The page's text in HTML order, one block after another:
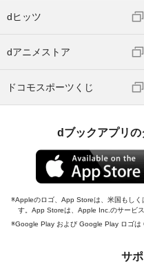
dヒッツ
dアニメストア
ドコモスポーツくじ
dブックアプリの
Appleのロゴ、App Storeは、米国もし
す。App Storeは、Apple Inc.のサービス
Google Play および Google Play ロゴは
サ